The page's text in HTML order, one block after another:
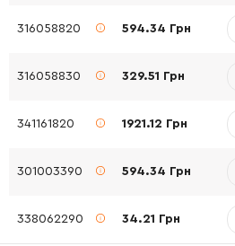
316058820 594.34 Грн
316058830 329.51 Грн
341161820 1921.12 Грн
301003390 594.34 Грн
338062290 34.21 Грн